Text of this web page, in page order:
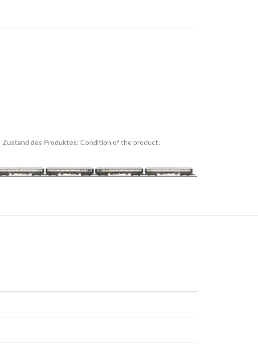
Zustand des Produktes: Condition of the product: